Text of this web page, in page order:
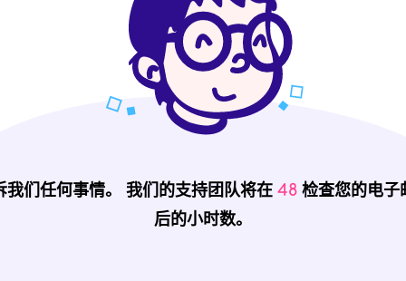
我们任何事情。 我们的支持团队将在 48 检查您的电子
后的小时数。